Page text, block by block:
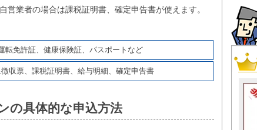
営業者の場合は課税証明書、確定申告書が使えます。
転免許証、健康保険証、パスポートなど
収票、課税証明書、給与明細、確定申告書
の具体的な申込方法